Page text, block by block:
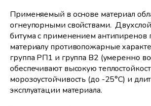
Применяемый в основе материал
огнеупорными свойствами.
битума с применением антипиренов
материалу противопожарные
группа РП1 и группа В2 (умеренно
обеспечивают высокую
морозоустойчивость (до -25°С) и
эксплуатации материала.